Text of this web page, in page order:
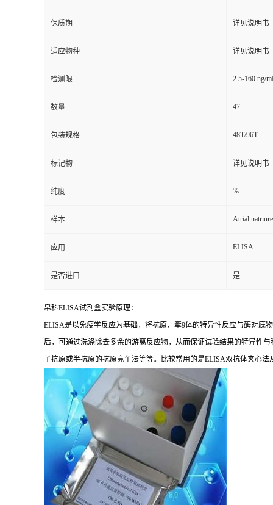
保质期 详见说明书
适应物种 详见说明书
检测限 2.5-160 ng/
数量 47
包装规格 48T/96T
标记物 详见说明书
纯度 %
样本 Atrial
应用 ELISA
是否进口 是
帛科ELISA试剂盒实验原理：
ELISA是以免疫学反应为基础，将抗原、牽9体的特异性反应与酶对底
后，可通过洗涤除去多余的游离反应物，从而保证试验结果的特异性
子抗原或半抗原的抗原竞争法等等。比较常用的是ELISA双抗体夹心法